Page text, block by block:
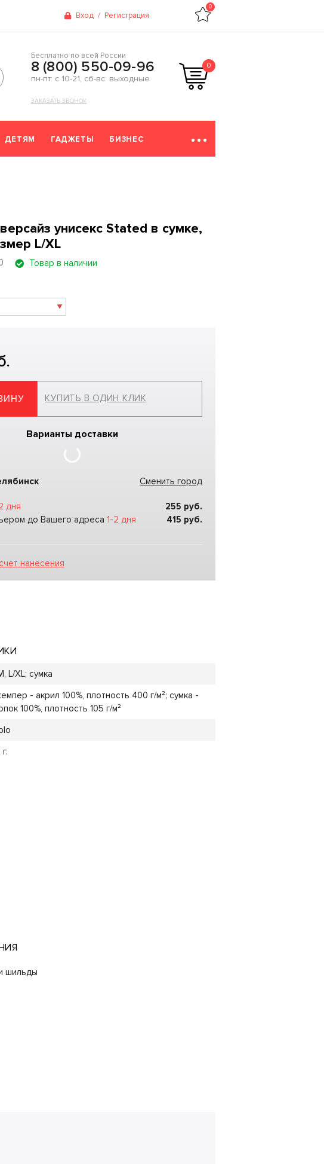
Вход / Регистрация
0
Бесплатно по всей России
8 (800) 550-09-96
пн-пт: с 10-21, сб-вс: выходные
ЗАКАЗАТЬ ЗВОНОК
0
ДЕТЯМ ГАДЖЕТЫ БИЗНЕС
унисекс Stated в сумке,
L/XL
Товар в наличии
КУПИТЬ В ОДИН КЛИК
Варианты доставки
Сменить город
дня 255 руб.
до Вашего адреса 1-2 дня 415 руб.
нанесения
L/XL; сумка
- акрил 100%, плотность 400 г/м²; сумка -
100%, плотность 105 г/м²
г.
шильды